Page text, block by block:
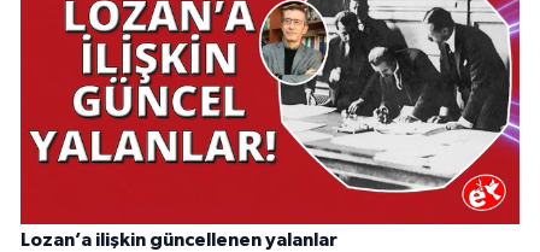
Lozan’a ilişkin güncellenen yalanlar